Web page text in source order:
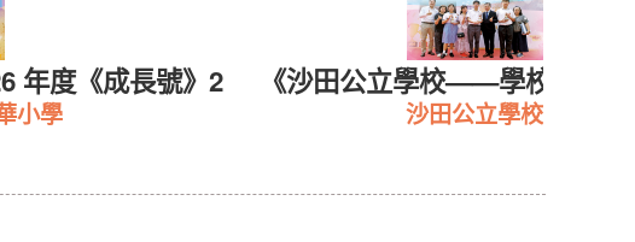
年度《成長號》2
小學
《沙田公立學校——學校概覧
沙田公立學校